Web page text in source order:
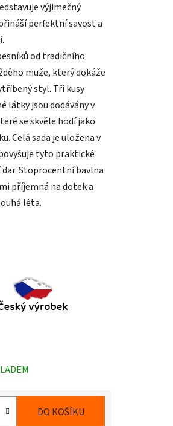
výjimečný
perfektní savost a
od tradičního
muže, který dokáže
styl. Tři kusy
látky jsou dodávány v
se skvěle hodí jako
Celá sada je uložena v
tyto praktické
Stoprocentní bavlna
příjemná na dotek a
léta.
DO KOŠÍKU